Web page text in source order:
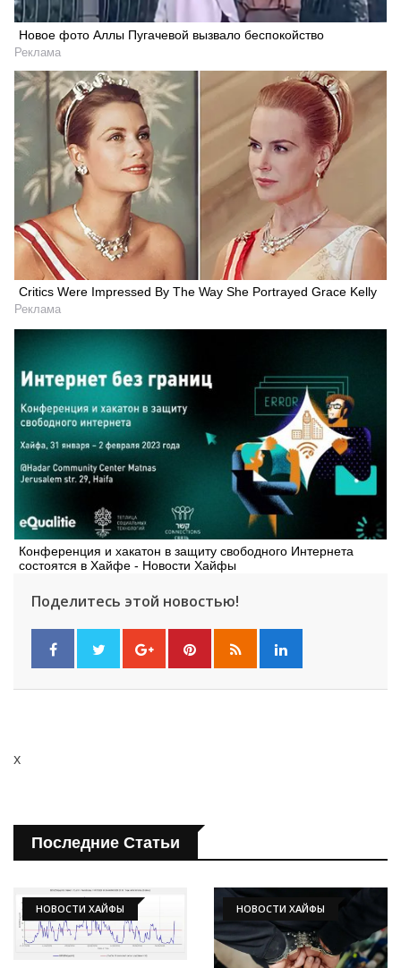
Новое фото Аллы Пугачевой вызвало беспокойство
Реклама
Critics Were Impressed By The Way She Portrayed Grace Kelly
Реклама
Конференция и хакатон в защиту свободного Интернета
состоятся в Хайфе - Новости Хайфы
Поделитесь этой новостью!
x
Последние Статьи
НОВОСТИ ХАЙФЫ НОВОСТИ ХАЙФЫ